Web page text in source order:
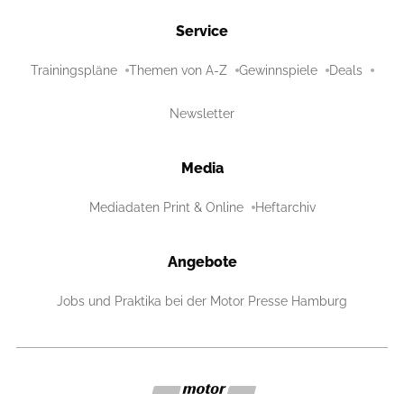
Service
Trainingspläne Themen von A-Z Gewinnspiele Deals
Newsletter
Media
Mediadaten Print & Online Heftarchiv
Angebote
Jobs und Praktika bei der Motor Presse Hamburg